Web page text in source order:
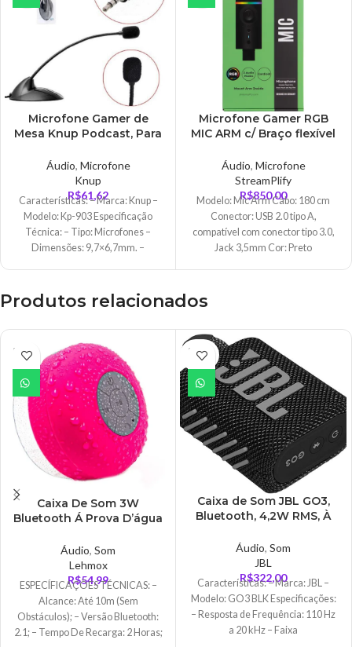
Microfone Gamer de
Mesa Knup Podcast, Para
Pedestal – KP-903
Áudio, Microfone
Knup
R$61,62
Características: – Marca: Knup –
Modelo: Kp-903 Especificação
Técnica: – Tipo: Microfones –
Dimensões: 9,7×6,7mm. –
Microfone Gamer RGB
MIC ARM c/ Braço flexível
MIC-48-RGB-TP-BK
Áudio, Microfone
StreamPlify
R$850,00
Modelo: Mic Arm Cabo: 180 cm
Conector: USB 2.0 tipo A,
compatível com conector tipo 3.0,
Jack 3,5mm Cor: Preto
Produtos relacionados
ESGO
TADO
Caixa De Som 3W
Bluetooth Á Prova D’água
Áudio, Som
Lehmox
R$54,99
ESPECÍFICAÇÕES TÉCNICAS: –
Alcance: Até 10m (Sem
Obstáculos); – Versão Bluetooth:
2.1; – Tempo De Recarga: 2 Horas;
ESGO
TADO
Caixa de Som JBL GO3,
Bluetooth, 4,2W RMS, À
JBLGO3BLK
Áudio, Som
JBL
R$322,00
Características: – Marca: JBL –
Modelo: GO3 BLK Especificações:
– Resposta de Frequência: 110 Hz
a 20 kHz – Faixa